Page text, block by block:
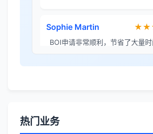
Sophie Martin
BOI申请非常顺利，节省了大量
热门业务